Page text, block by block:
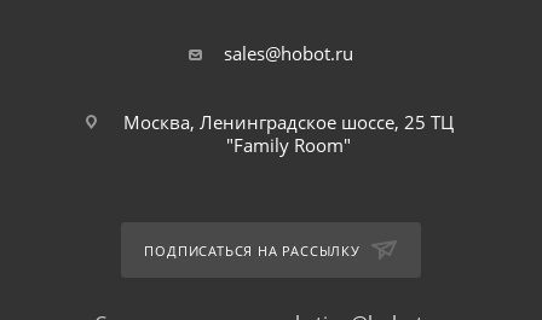
sales@hobot.ru
Москва, Ленинградское шоссе, 25 ТЦ
"Family Room"
ПОДПИСАТЬСЯ НА РАССЫЛКУ